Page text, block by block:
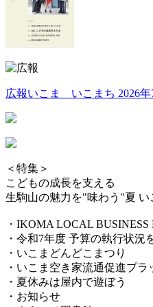
広報いこま いこまち 2026年
＜特集＞
こどもの成長を支える
生駒山の魅力を"味わう"夏 い
・IKOMA LOCAL BUSINESS
・令和7年度 予算の執行状況
・いこまどんどこまつり
・いこま空き家流通促進プラ
・夏休みは屋内で遊ぼう
・お知らせ